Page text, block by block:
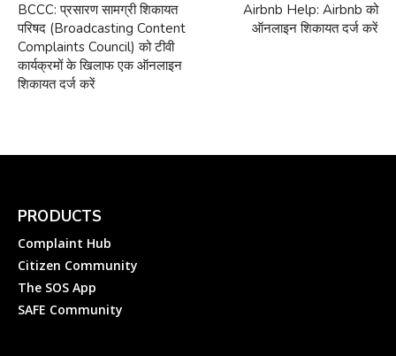
BCCC: प्रसारण सामग्री शिकायत
परिषद (Broadcasting Content
Complaints Council) को टीवी
कार्यक्रमों के खिलाफ एक ऑनलाइन
शिकायत दर्ज करें
Airbnb Help: Airbnb को
ऑनलाइन शिकायत दर्ज करें
PRODUCTS
Complaint Hub
Citizen Community
The SOS App
SAFE Community